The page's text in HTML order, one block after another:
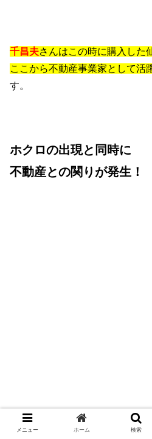
千昌夫さんはこの時に購入した
ここから不動産事業家として活
す。
ホクロの出現と同時に
不動産との関りが発生！
メニュー ホーム 検索